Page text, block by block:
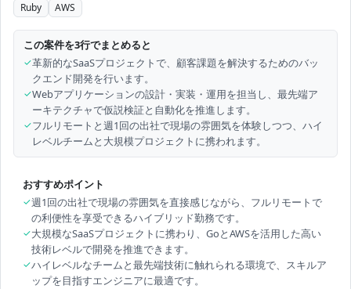
Ruby AWS
この案件を3行でまとめると
✓革新的なSaaSプロジェクトで、顧客課題を解決するためのバッ
クエンド開発を行います。
✓Webアプリケーションの設計・実装・運用を担当し、最先端ア
ーキテクチャで仮説検証と自動化を推進します。
✓フルリモートと週1回の出社で現場の雰囲気を体験しつつ、ハイ
レベルチームと大規模プロジェクトに携われます。
おすすめポイント
✓週1回の出社で現場の雰囲気を直接感じながら、フルリモートで
の利便性を享受できるハイブリッド勤務です。
✓大規模なSaaSプロジェクトに携わり、GoとAWSを活用した高い
技術レベルで開発を推進できます。
✓ハイレベルなチームと最先端技術に触れられる環境で、スキルア
ップを目指すエンジニアに最適です。